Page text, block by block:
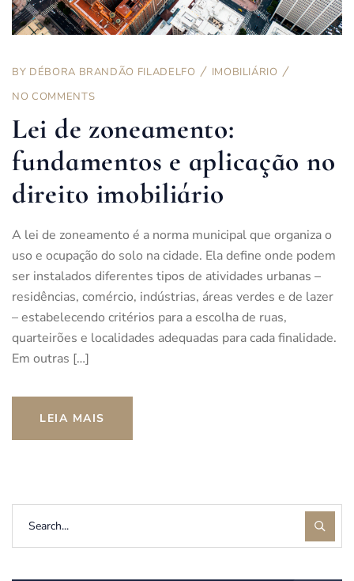
BY DÉBORA BRANDÃO FILADELFO
IMOBILIÁRIO
NO COMMENTS
Lei de zoneamento:
fundamentos e aplicação no
direito imobiliário
A lei de zoneamento é a norma municipal que organiza o
uso e ocupação do solo na cidade. Ela define onde podem
ser instalados diferentes tipos de atividades urbanas –
residências, comércio, indústrias, áreas verdes e de lazer
– estabelecendo critérios para a escolha de ruas,
quarteirões e localidades adequadas para cada finalidade.
Em outras […]
LEIA MAIS